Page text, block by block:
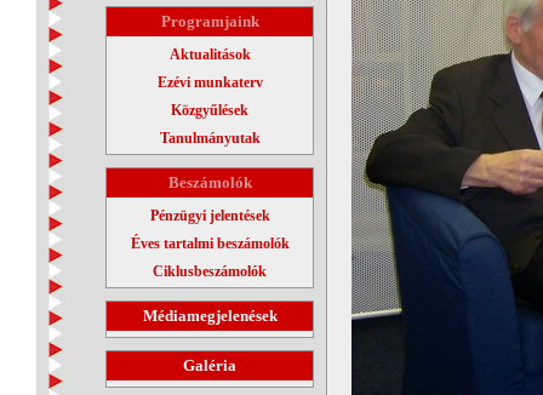
Programjaink
Aktualitások
Ezévi munkaterv
Közgyűlések
Tanulmányutak
Beszámolók
Pénzügyi jelentések
Éves tartalmi beszámolók
Ciklusbeszámolók
Médiamegjelenések
Galéria